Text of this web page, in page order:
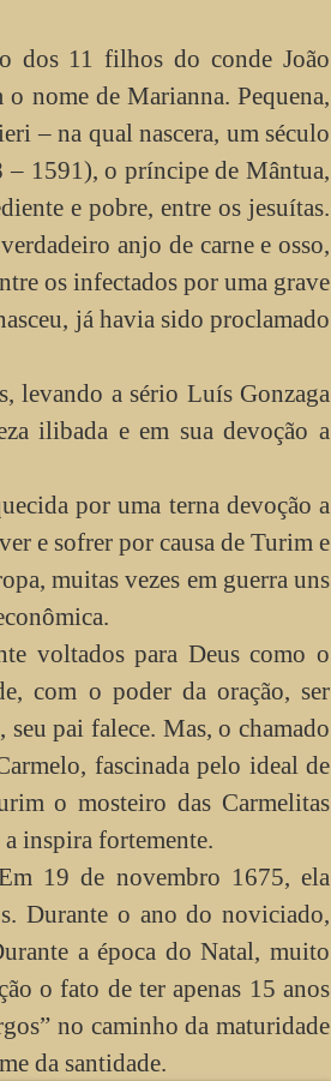
dos 11 filhos do conde João
nome de Marianna. Pequena,
– na qual nascera, um século
– 1591), o príncipe de Mântua,
e pobre, entre os jesuítas.
anjo de carne e osso,
os infectados por uma grave
já havia sido proclamado
levando a sério Luís Gonzaga
ilibada e em sua devoção a
por uma terna devoção a
e sofrer por causa de Turim e
muitas vezes em guerra uns
voltados para Deus como o
com o poder da oração, ser
pai falece. Mas, o chamado
fascinada pelo ideal de
o mosteiro das Carmelitas
inspira fortemente.
19 de novembro 1675, ela
Durante o ano do noviciado,
a época do Natal, muito
o fato de ter apenas 15 anos
no caminho da maturidade
da santidade.